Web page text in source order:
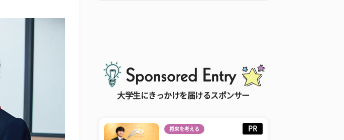
大学生にきっかけを届けるスポンサー
将来を考える PR